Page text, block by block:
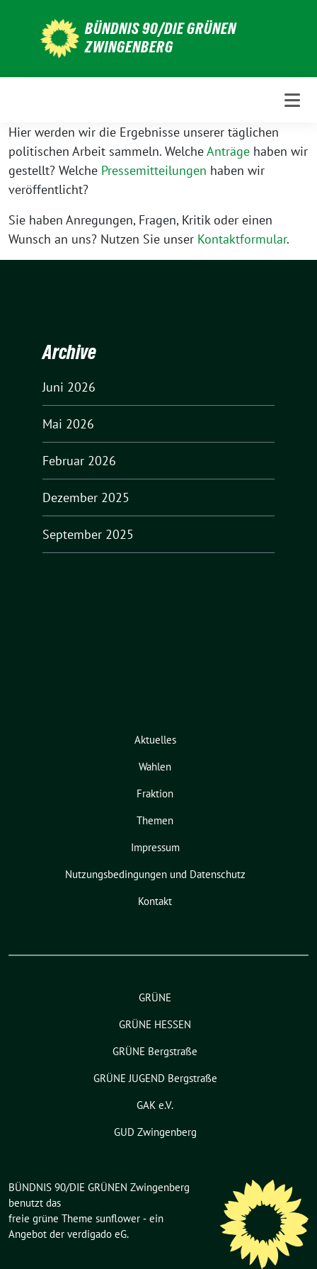
BÜNDNIS 90/DIE GRÜNEN
ZWINGENBERG
Hier werden wir die Ergebnisse unserer täglichen
politischen Arbeit sammeln. WelcheAnträge haben wir
gestellt? Welche Pressemitteilungen haben wir
veröffentlicht?
Sie haben Anregungen, Fragen, Kritik oder einen
Wunsch an uns? Nutzen Sie unser Kontaktformular.
Archive
Juni 2026
Mai 2026
Februar 2026
Dezember 2025
September 2025
Aktuelles
Wahlen
Fraktion
Themen
Impressum
Nutzungsbedingungen und Datenschutz
Kontakt
GRÜNE
GRÜNE HESSEN
GRÜNE Bergstraße
GRÜNE JUGEND Bergstraße
GAK e.V.
GUD Zwingenberg
BÜNDNIS 90/DIE GRÜNEN Zwingenberg
benutzt das
freie grüne Theme sunflower ‐ ein
Angebot der verdigado eG.